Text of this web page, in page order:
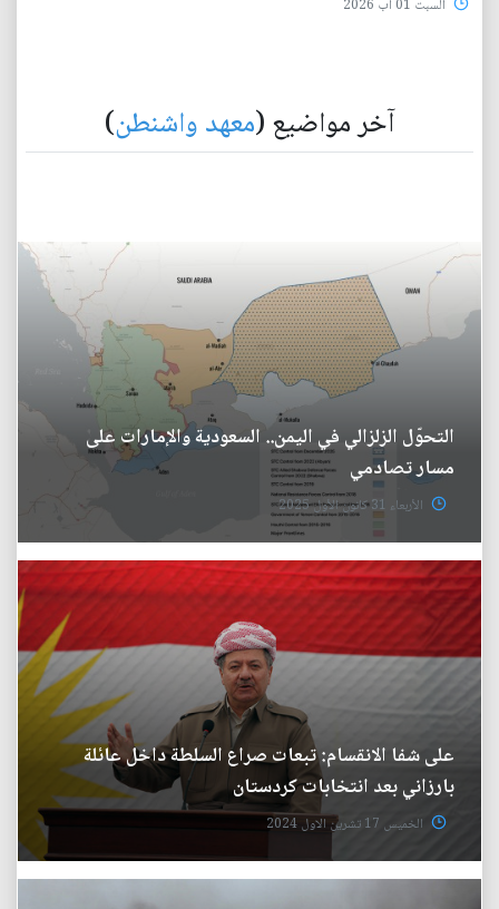
السبت 01 آب 2026
آخر مواضيع (معهد واشنطن)
التحوّل الزلزالي في اليمن.. السعودية والإمارات على
مسار تصادمي
الأربعاء 31 كانون الأول 2025
على شفا الانقسام: تبعات صراع السلطة داخل عائلة
بارزاني بعد انتخابات كردستان
الخميس 17 تشرين الاول 2024